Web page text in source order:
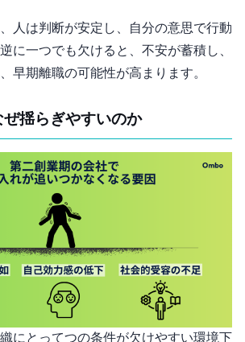
、人は判断が安定し、自分の意思で行動
に一つでも欠けると、不安が蓄積し、
早期離職の可能性が高まります。
揺らぎやすいのか
にとって3つの条件が欠けやすい環境下